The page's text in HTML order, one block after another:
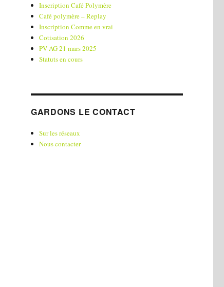
Inscription Café Polymère
Café polymère – Replay
Inscription Comme en vrai
Cotisation 2026
PV AG 21 mars 2025
Statuts en cours
GARDONS LE CONTACT
Sur les réseaux
Nous contacter